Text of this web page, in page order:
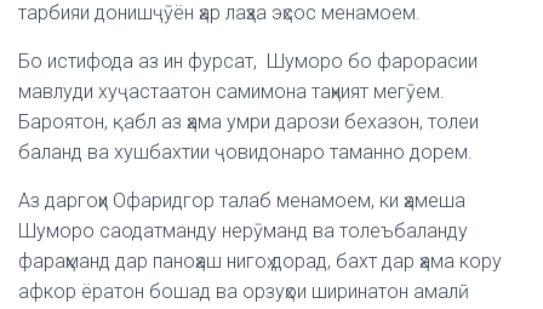
тарбияи донишҷӯён ҳар лаҳза эҳсос менамоем.
Бо истифода аз ин фурсат, Шуморо бо фарорасии
мавлуди хуҷастаатон самимона таҳният мегӯем.
Бароятон, қабл аз ҳама умри дарози бехазон, толеи
баланд ва хушбахтии ҷовидонаро таманно дорем.
Аз даргоҳи Офаридгор талаб менамоем, ки ҳамеша
Шуморо саодатманду нерӯманд ва толеъбаланду
фараҳманд дар паноҳаш нигоҳ дорад, бахт дар ҳама кору
афкор ёратон бошад ва орзуҳои ширинатон амалӣ